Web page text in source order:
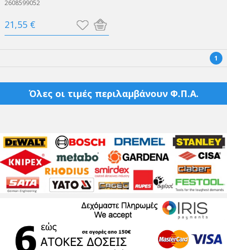
2608599052
21,55 €
1
Όλες οι τιμές περιλαμβάνουν Φ.Π.Α.